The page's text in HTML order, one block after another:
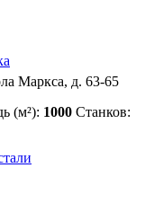
Маркса, д. 63-65
(м²): 1000 Станков: